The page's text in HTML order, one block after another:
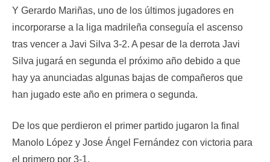
Y Gerardo Mariñas, uno de los últimos jugadores en
incorporarse a la liga madrileña conseguía el ascenso
tras vencer a Javi Silva 3-2. A pesar de la derrota Javi
Silva jugará en segunda el próximo año debido a que
hay ya anunciadas algunas bajas de compañeros que
han jugado este año en primera o segunda.
De los que perdieron el primer partido jugaron la final
Manolo López y Jose Ángel Fernández con victoria para
el primero por 3-1.